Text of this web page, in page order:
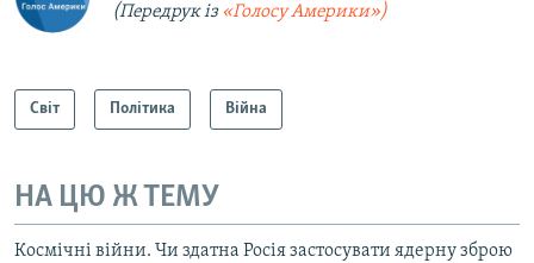
(Передрук із «Голосу Америки»)
Світ Політика Війна
НА ЦЮ Ж ТЕМУ
Космічні війни. Чи здатна Росія застосувати ядерну зброю